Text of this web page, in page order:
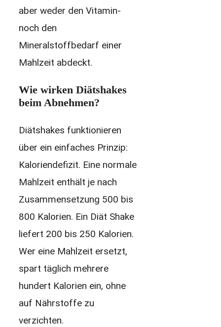
aber weder den Vitamin-
noch den
Mineralstoffbedarf einer
Mahlzeit abdeckt.
Wie wirken Diätshakes
beim Abnehmen?
Diätshakes funktionieren
über ein einfaches Prinzip:
Kaloriendefizit. Eine normale
Mahlzeit enthält je nach
Zusammensetzung 500 bis
800 Kalorien. Ein Diät Shake
liefert 200 bis 250 Kalorien.
Wer eine Mahlzeit ersetzt,
spart täglich mehrere
hundert Kalorien ein, ohne
auf Nährstoffe zu
verzichten.